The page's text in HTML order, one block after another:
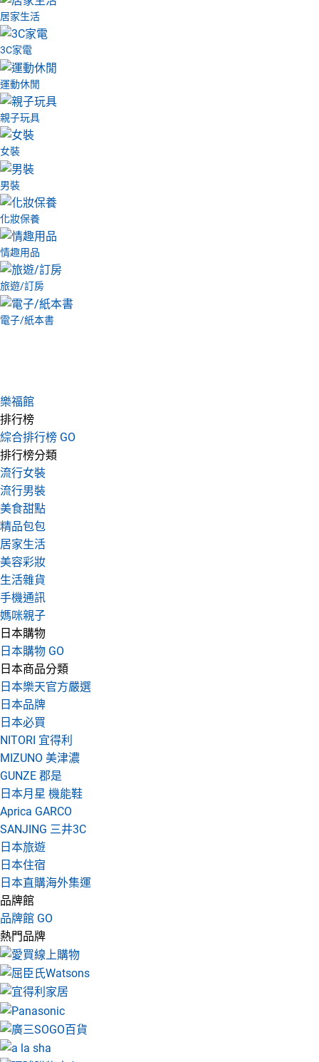
居家生活
3C家電
運動休閒
親子玩具
女裝
男裝
化妝保養
情趣用品
旅遊/訂房
電子/紙本書
樂福館
排行榜
綜合排行榜 GO
排行榜分類
流行女裝
流行男裝
美食甜點
精品包包
居家生活
美容彩妝
生活雜貨
手機通訊
媽咪親子
日本購物
日本購物 GO
日本商品分類
日本樂天官方嚴選
日本品牌
日本必買
NITORI 宜得利
MIZUNO 美津濃
GUNZE 郡是
日本月星 機能鞋
Aprica GARCO
SANJING 三井3C
日本旅遊
日本住宿
日本直購海外集運
品牌館
品牌館 GO
熱門品牌